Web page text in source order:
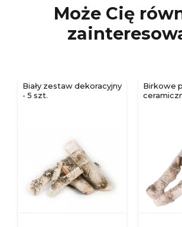
Może Cię
Biały zestaw dekoracyjny
- 5 szt.
Birkowe